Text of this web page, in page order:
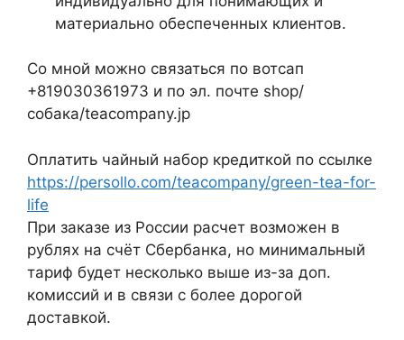
материально обеспеченных клиентов.
Со мной можно связаться по вотсап
+819030361973 и по эл. почте shop/
собака/teacompany.jp
Оплатить чайный набор кредиткой по ссылке
https://persollo.com/teacompany/green-tea-for-
life
При заказе из России расчет возможен в
рублях на счёт Сбербанка, но минимальный
тариф будет несколько выше из-за доп.
комиссий и в связи с более дорогой
доставкой.